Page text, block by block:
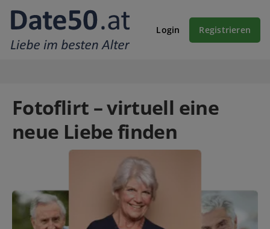
Login Registrieren
Fotoflirt – virtuell eine
neue Liebe finden